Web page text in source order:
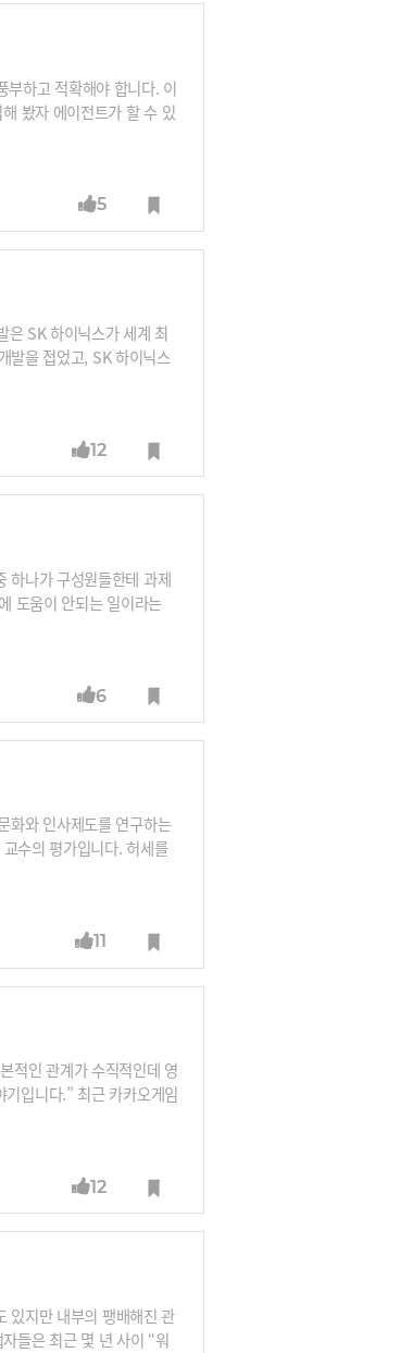
부하고 적확해야 합니다. 이
봤자 에이전트가 할 수 있
5
은 SK 하이닉스가 세계 최
발을 접었고, SK 하이닉스
경은 무엇일까요? SK
12
하나가 구성원들한테 과제
도움이 안되는 일이라는
, 현장에 개입하고, 전문
6
화와 인사제도를 연구하는
수의 평가입니다. 허세를
력이라는 것입니다.
11
적인 관계가 수직적인데 영
입니다.” 최근 카카오게임
리더들의 리더십은 어
12
있지만 내부의 팽배해진 관
들은 최근 몇 년 사이 “워